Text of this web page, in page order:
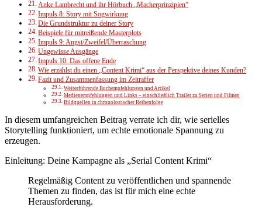
Anke Lambrecht und ihr Hörbuch „Macherprinzipien“
Impuls 8: Story mit Sogwirkung
Die Grundstruktur zu deiner Story
Beispiele für mitreißende Masterplots
Impuls 9: Angst/Zweifel/Überraschung
Ungewisse Ausgänge
Impuls 10: Das offene Ende
Wie erzählst du einen „Content Krimi“ aus der Perspektive deines Kunden?
Fazit und Zusammenfassung im Zeitraffer
Weiterführende Buchempfehlungen und Artikel
Medienempfehlungen und Links – einschließlich Trailer zu Serien und Filmen
Bildquellen in chronologischer Reihenfolge
In diesem umfangreichen Beitrag verrate ich dir, wie serielles
Storytelling funktioniert, um echte emotionale Spannung zu
erzeugen.
Einleitung: Deine Kampagne als „Serial Content Krimi“
Regelmäßig Content zu veröffentlichen und spannende
Themen zu finden, das ist für mich eine echte
Herausforderung.